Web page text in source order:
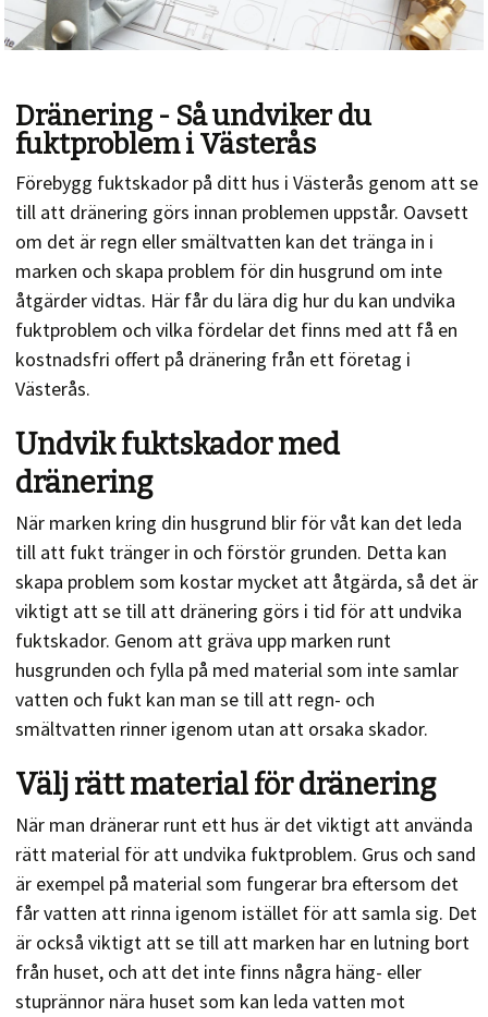
Dränering - Så undviker du
fuktproblem i Västerås
Förebygg fuktskador på ditt hus i Västerås genom att se
till att dränering görs innan problemen uppstår. Oavsett
om det är regn eller smältvatten kan det tränga in i
marken och skapa problem för din husgrund om inte
åtgärder vidtas. Här får du lära dig hur du kan undvika
fuktproblem och vilka fördelar det finns med att få en
kostnadsfri offert på dränering från ett företag i
Västerås.
Undvik fuktskador med
dränering
När marken kring din husgrund blir för våt kan det leda
till att fukt tränger in och förstör grunden. Detta kan
skapa problem som kostar mycket att åtgärda, så det är
viktigt att se till att dränering görs i tid för att undvika
fuktskador. Genom att gräva upp marken runt
husgrunden och fylla på med material som inte samlar
vatten och fukt kan man se till att regn- och
smältvatten rinner igenom utan att orsaka skador.
Välj rätt material för dränering
När man dränerar runt ett hus är det viktigt att använda
rätt material för att undvika fuktproblem. Grus och sand
är exempel på material som fungerar bra eftersom det
får vatten att rinna igenom istället för att samla sig. Det
är också viktigt att se till att marken har en lutning bort
från huset, och att det inte finns några häng- eller
stuprännor nära huset som kan leda vatten mot